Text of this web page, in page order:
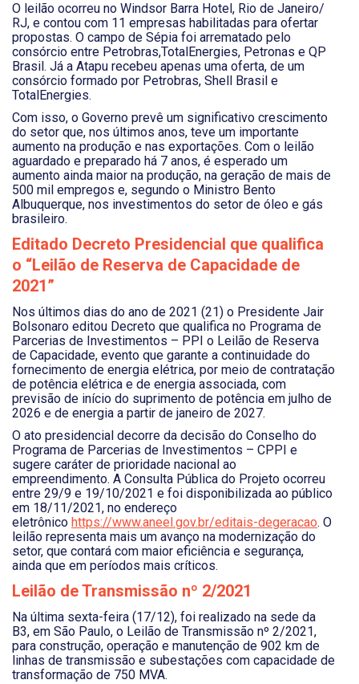
O leilão ocorreu no Windsor Barra Hotel, Rio de Janeiro/
RJ, e contou com 11 empresas habilitadas para ofertar
propostas. O campo de Sépia foi arrematado pelo
consórcio entre Petrobras,TotalEnergies, Petronas e QP
Brasil. Já a Atapu recebeu apenas uma oferta, de um
consórcio formado por Petrobras, Shell Brasil e
TotalEnergies.
Com isso, o Governo prevê um significativo crescimento
do setor que, nos últimos anos, teve um importante
aumento na produção e nas exportações. Com o leilão
aguardado e preparado há 7 anos, é esperado um
aumento ainda maior na produção, na geração de mais de
500 mil empregos e, segundo o Ministro Bento
Albuquerque, nos investimentos do setor de óleo e gás
brasileiro.
Editado Decreto Presidencial que qualifica
o “Leilão de Reserva de Capacidade de
2021”
Nos últimos dias do ano de 2021 (21) o Presidente Jair
Bolsonaro editou Decreto que qualifica no Programa de
Parcerias de Investimentos – PPI o Leilão de Reserva
de Capacidade, evento que garante a continuidade do
fornecimento de energia elétrica, por meio de contratação
de potência elétrica e de energia associada, com
previsão de início do suprimento de potência em julho de
2026 e de energia a partir de janeiro de 2027.
O ato presidencial decorre da decisão do Conselho do
Programa de Parcerias de Investimentos – CPPI e
sugere caráter de prioridade nacional ao
empreendimento. A Consulta Pública do Projeto ocorreu
entre 29/9 e 19/10/2021 e foi disponibilizada ao público
em 18/11/2021, no endereço
eletrônico https://www.aneel.gov.br/editais-degeracao. O
leilão representa mais um avanço na modernização do
setor, que contará com maior eficiência e segurança,
ainda que em períodos mais críticos.
Leilão de Transmissão nº 2/2021
Na última sexta-feira (17/12), foi realizado na sede da
B3, em São Paulo, o Leilão de Transmissão nº 2/2021,
para construção, operação e manutenção de 902 km de
linhas de transmissão e subestações com capacidade de
transformação de 750 MVA.